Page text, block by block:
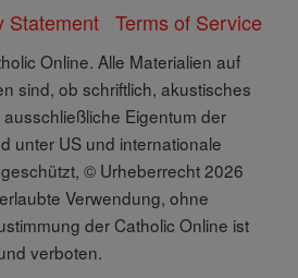
Statement Terms of Service
Online. Alle Materialien auf
sind, ob schriftlich, akustisches
Eigentum der
unter US und internationale
© Urheberrecht 2026
Verwendung, ohne
der Catholic Online ist
verboten.